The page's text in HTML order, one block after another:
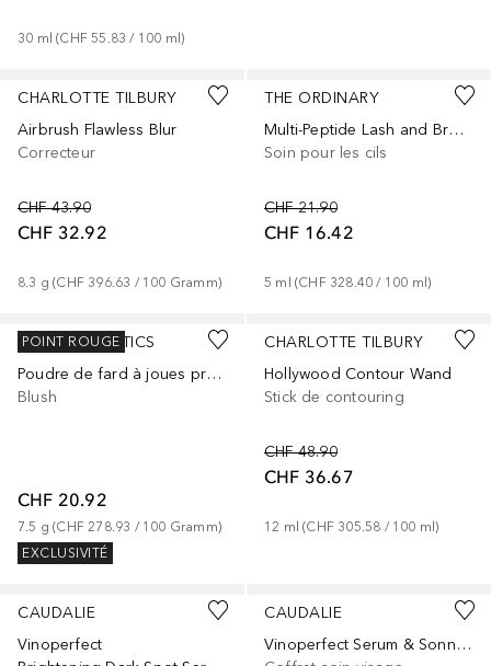
30 ml (CHF 55.83 / 100 ml)
CHARLOTTE TILBURY
Airbrush Flawless Blur
Correcteur
CHF 43.90
CHF 32.92
8.3 g (CHF 396.63 / 100 Gramm)
+31
THE ORDINARY
Multi-Peptide Lash and Brow Serum
Soin pour les cils
CHF 21.90
CHF 16.42
5 ml (CHF 328.40 / 100 ml)
KYLIE COSMETICS
Poudre de fard à joues pressée
Blush
CHF 20.92
7.5 g (CHF 278.93 / 100 Gramm)
EXCLUSIVITÉ
POINT ROUGE
+2
CHARLOTTE TILBURY
Hollywood Contour Wand
Stick de contouring
CHF 48.90
CHF 36.67
12 ml (CHF 305.58 / 100 ml)
+4
CAUDALIE
Vinoperfect
CAUDALIE
Vinoperfect Serum & Sonnenpflege Set 2026